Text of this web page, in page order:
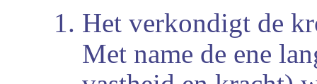
Het verkondigt de
Met name de ene